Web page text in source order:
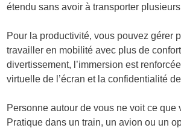
étendu sans avoir à transporter
Pour la productivité, vous pouvez gérer
travailler en mobilité avec plus de
divertissement, l’immersion est
virtuelle de l’écran et la confidentialité
Personne autour de vous ne voit ce que
Pratique dans un train, un avion ou un